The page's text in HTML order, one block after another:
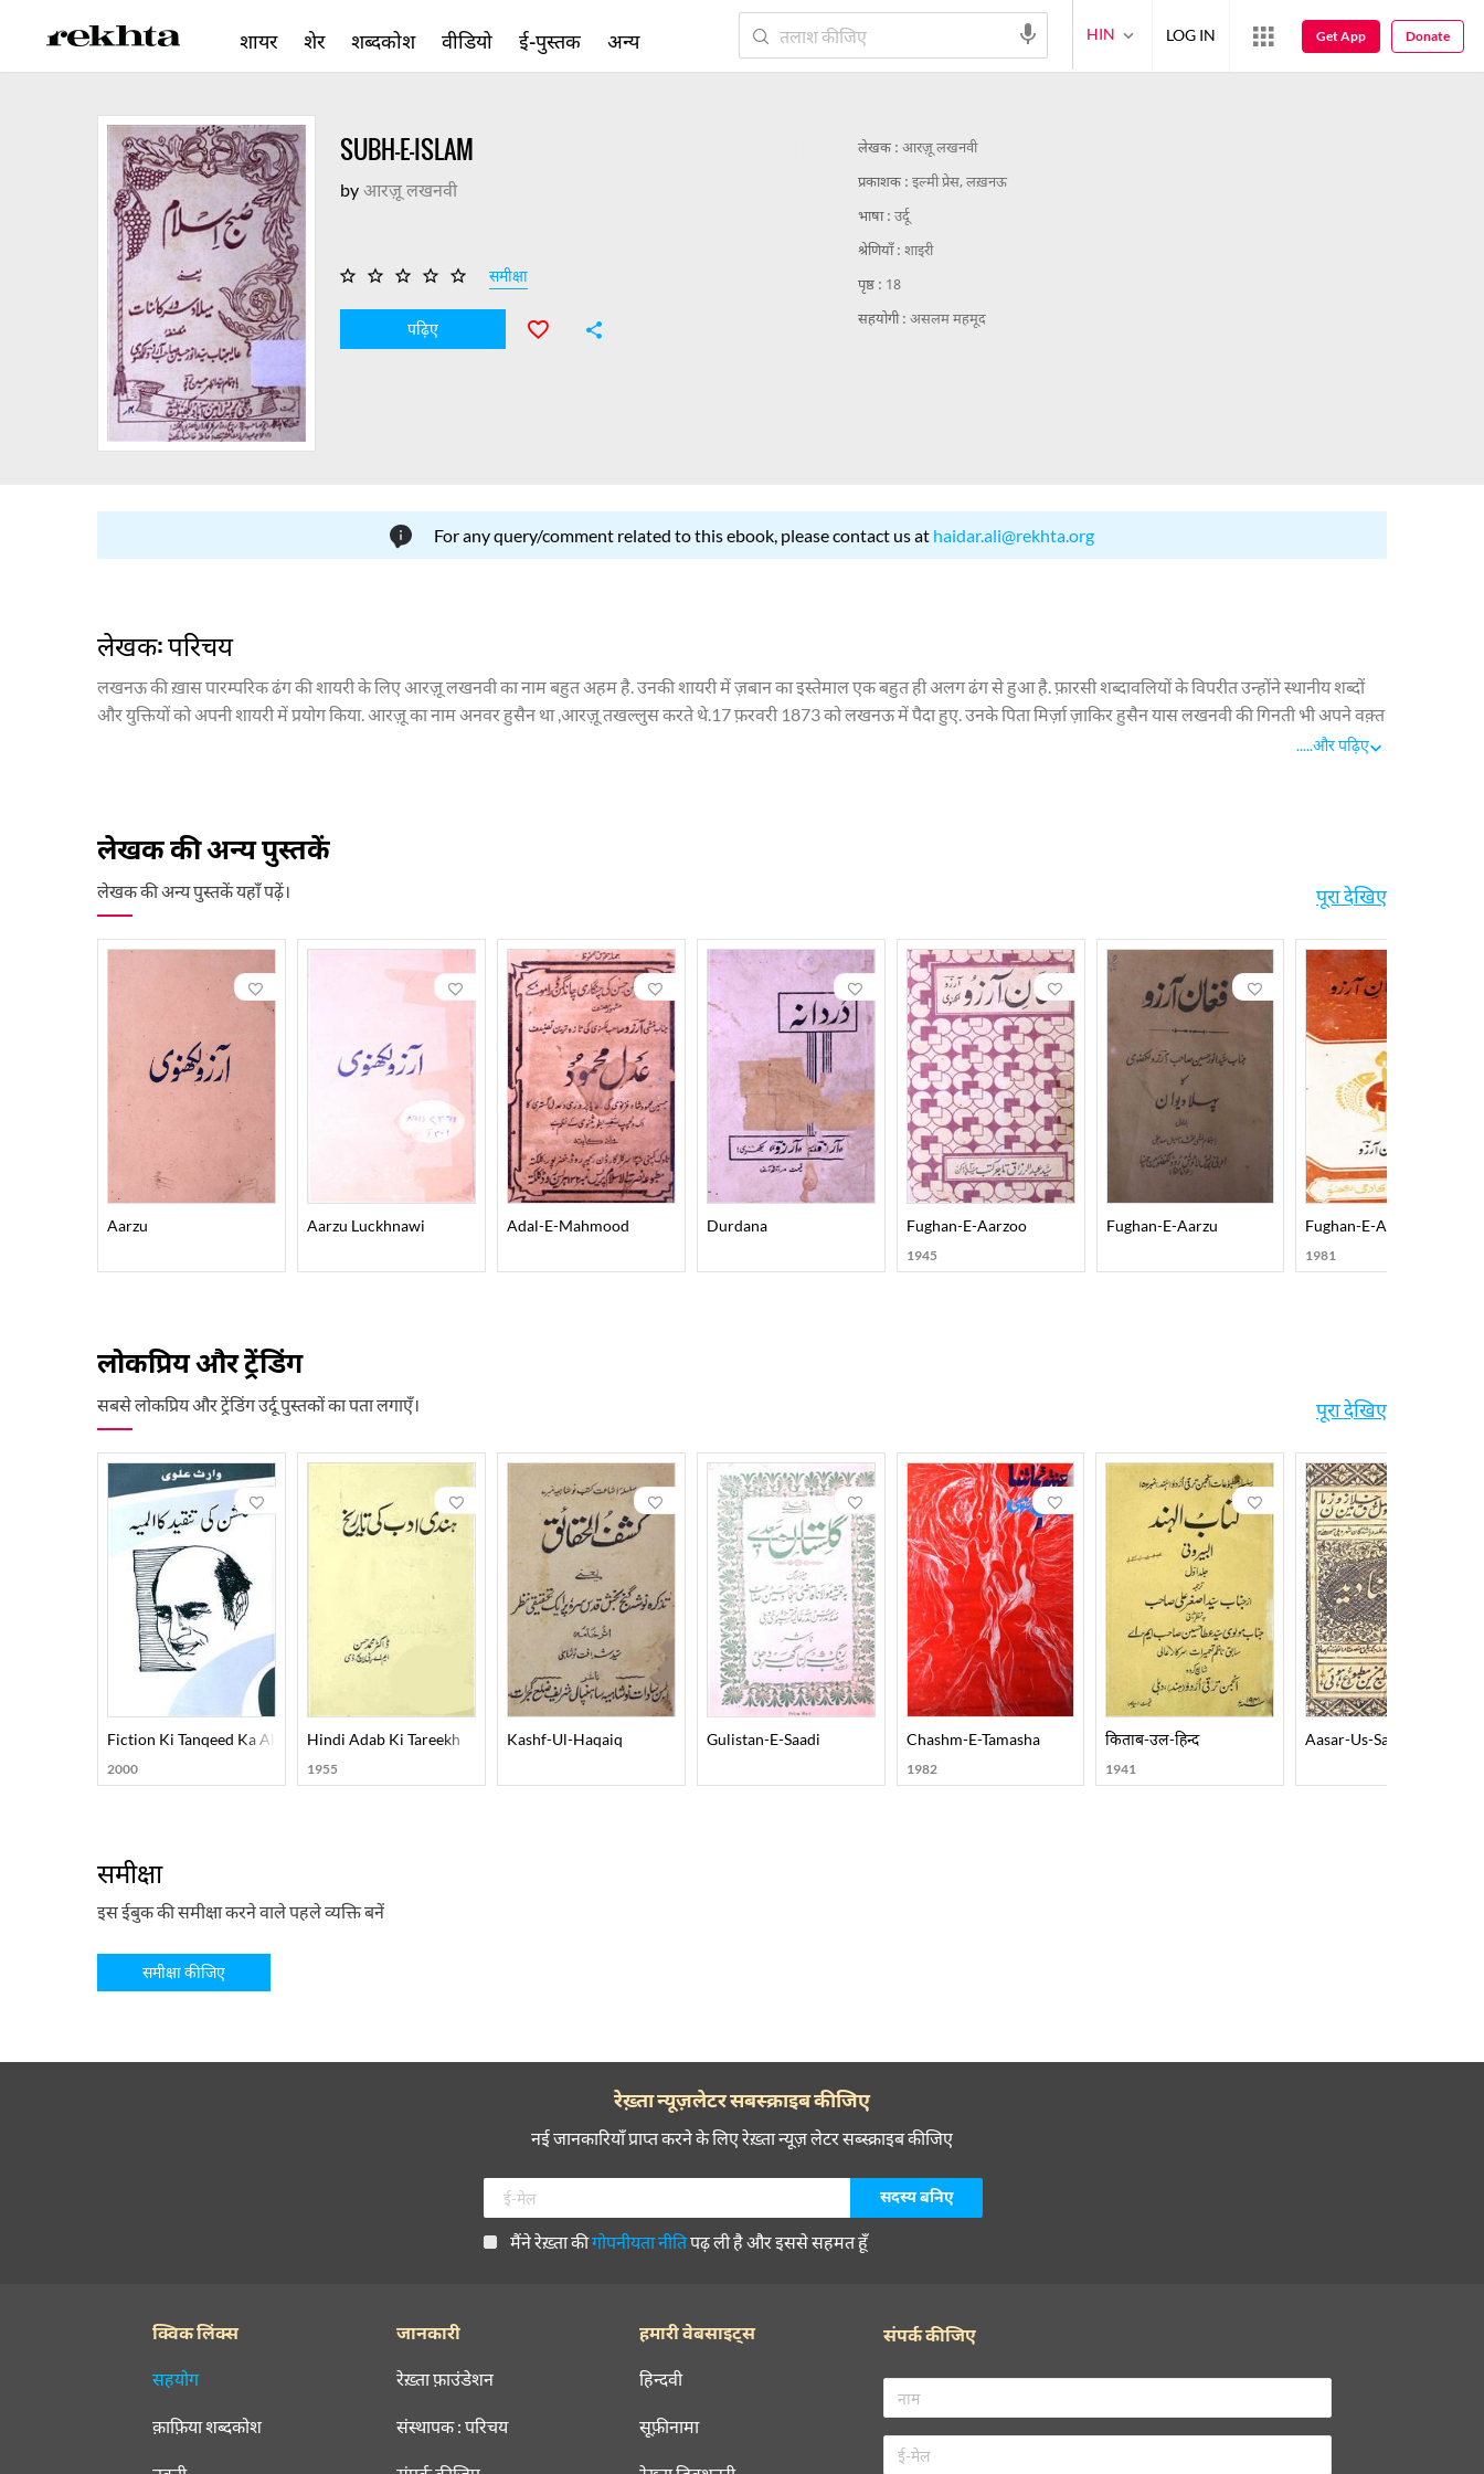
SUBH-E-ISLAM
byआरज़ू लखनवी
समीक्षा
पढ़िए
लेखक : आरज़ू लखनवी
प्रकाशक : इल्मी प्रेस, लख़नऊ
भाषा : उर्दू
श्रेणियाँ : शाइरी
पृष्ठ : 18
सहयोगी : असलम महमूद
For any query/comment related to this ebook, please contact us at haidar.ali@rekhta.org
लेखक: परिचय
लखनऊ की ख़ास पारम्परिक ढंग की शायरी के लिए आरज़ू लखनवी का नाम बहुत अहम है. उनकी शायरी में ज़बान का इस्तेमाल एक बहुत ही अलग ढंग से हुआ है. फ़ारसी शब्दावलियों के विपरीत उन्होंने स्थानीय शब्दों
और युक्तियों को अपनी शायरी में प्रयोग किया. आरज़ू का नाम अनवर हुसैन था ,आरज़ू तखल्लुस करते थे.17 फ़रवरी 1873 को लखनऊ में पैदा हुए. उनके पिता मिर्ज़ा ज़ाकिर हुसैन यास लखनवी की गिनती भी अपने वक़्त
के मशहूर शायरों में होती थी. वह जलाल लखनवी के ख़ास शागिर्दों में थे. आरज़ू ने अरबी व फ़ारसी की शिक्षा अपने समय के विद्वानों से प्राप्त की. मौलाना आक़ा हसन मुजतहिद उनके उस्ताद थे. आरज़ू बारह साल की उम्र
प्रकाशन; फ़ुगाने आरज़ू, जहाने आरज़ू, सुरीली बाँसुरी, निशाने आरज़ू ,सहीफ़ाए इल्हाम ,ख़म्सये मुतहैयरा ,दुर्दाना ,अर्ब’ए अ’नासिर ,निज़ामे उर्दू,मिज़ानुलहुरूफ़.
.....और पढ़िए
लेखक की अन्य पुस्तकें
लेखक की अन्य पुस्तकें यहाँ पढ़ें। पूरा देखिए
Aarzu Aarzu Luckhnawi Adal-E-Mahmood Durdana Fughan-E-Aarzoo
1945
Fughan-E-Aarzu Fughan-E-Arzu
1981
लोकप्रिय और ट्रेंडिंग
सबसे लोकप्रिय और ट्रेंडिंग उर्दू पुस्तकों का पता लगाएँ। पूरा देखिए
Fiction Ki Tanqeed Ka Almiya
2000
Hindi Adab Ki Tareekh
1955
Kashf-Ul-Haqaiq Gulistan-E-Saadi Chashm-E-Tamasha
1982
किताब-उल-हिन्द
1941
Aasar-Us-Sanadeed
समीक्षा
इस ईबुक की समीक्षा करने वाले पहले व्यक्ति बनें
समीक्षा कीजिए
शायर शेर शब्दकोश वीडियो ई-पुस्तक अन्य HIN LOG IN Get App Donate
रेख़्ता न्यूज़लेटर सबस्क्राइब कीजिए
नई जानकारियाँ प्राप्त करने के लिए रेख़्ता न्यूज़ लेटर सब्स्क्राइब कीजिए
मैंने रेख़्ता कीगोपनीयता नीतिपढ़ ली है और इससे सहमत हूँ
क्विक लिंक्स
सहयोग
क़ाफ़िया शब्दकोश
जानकारी
रेख़्ता फ़ाउंडेशन
संस्थापक : परिचय
हमारी वेबसाइट्स
हिन्दवी
सूफ़ीनामा
संपर्क कीजिए